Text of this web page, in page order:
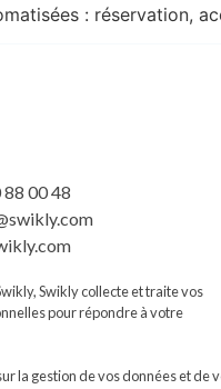
: réservation,
88 00 48
Swikly collecte et traite vos
pour répondre à votre
la gestion de vos données et de